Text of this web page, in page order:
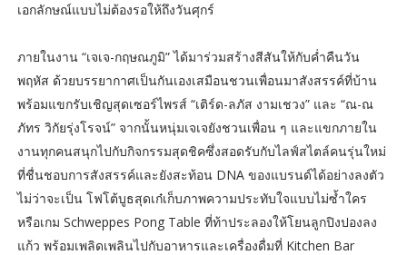
เอกลักษณ์แบบไม่ต้องรอให้ถึงวันศุกร์
ภายในงาน “เจเจ-กฤษณภูมิ” ได้มาร่วมสร้างสีสันให้กับค่ำคืนวัน
พฤหัส ด้วยบรรยากาศเป็นกันเองเสมือนชวนเพื่อนมาสังสรรค์ที่บ้าน
พร้อมแขกรับเชิญสุดเซอร์ไพรส์ “เติร์ด-ลภัส งามเชวง” และ “ณ-ณ
ภัทร วิกัยรุ่งโรจน์” จากนั้นหนุ่มเจเจยังชวนเพื่อน ๆ และแขกภายใน
งานทุกคนสนุกไปกับกิจกรรมสุดชิคซึ่งสอดรับกับไลฟ์สไตล์คนรุ่นใหม่
ที่ชื่นชอบการสังสรรค์และยังสะท้อน DNA ของแบรนด์ได้อย่างลงตัว
ไม่ว่าจะเป็น โฟโต้บูธสุดเก๋เก็บภาพความประทับใจแบบไม่ซ้ำใคร
หรือเกม Schweppes Pong Table ที่ท้าประลองให้โยนลูกปิงปองลง
แก้ว พร้อมเพลิดเพลินไปกับอาหารและเครื่องดื่มที่ Kitchen Bar